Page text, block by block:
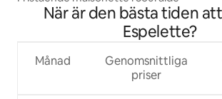
När är den bästa tiden
Espelette?
Månad
Genomsnittliga
priser